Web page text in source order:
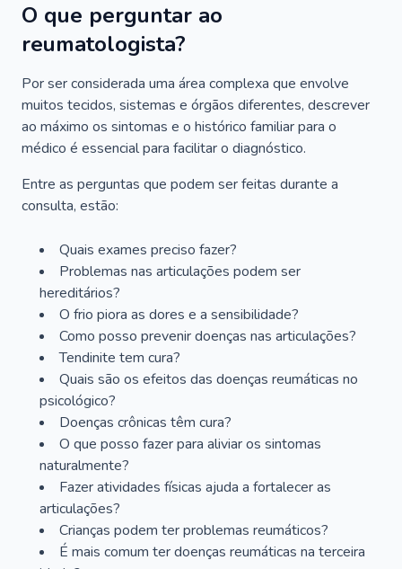
O que perguntar ao
reumatologista?
Por ser considerada uma área complexa que envolve
muitos tecidos, sistemas e órgãos diferentes, descrever
ao máximo os sintomas e o histórico familiar para o
médico é essencial para facilitar o diagnóstico.
Entre as perguntas que podem ser feitas durante a
consulta, estão:
Quais exames preciso fazer?
Problemas nas articulações podem ser
hereditários?
O frio piora as dores e a sensibilidade?
Como posso prevenir doenças nas articulações?
Tendinite tem cura?
Quais são os efeitos das doenças reumáticas no
psicológico?
Doenças crônicas têm cura?
O que posso fazer para aliviar os sintomas
naturalmente?
Fazer atividades físicas ajuda a fortalecer as
articulações?
Crianças podem ter problemas reumáticos?
É mais comum ter doenças reumáticas na terceira